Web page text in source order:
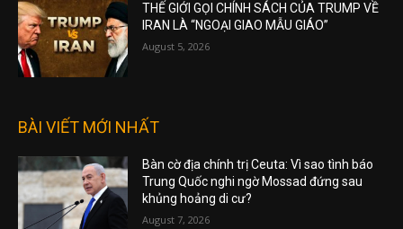
THẾ GIỚI GỌI CHÍNH SÁCH CỦA TRUMP VỀ
IRAN LÀ “NGOẠI GIAO MẪU GIÁO”
August 5, 2026
BÀI VIẾT MỚI NHẤT
Bàn cờ địa chính trị Ceuta: Vì sao tình báo
Trung Quốc nghi ngờ Mossad đứng sau
khủng hoảng di cư?
August 7, 2026